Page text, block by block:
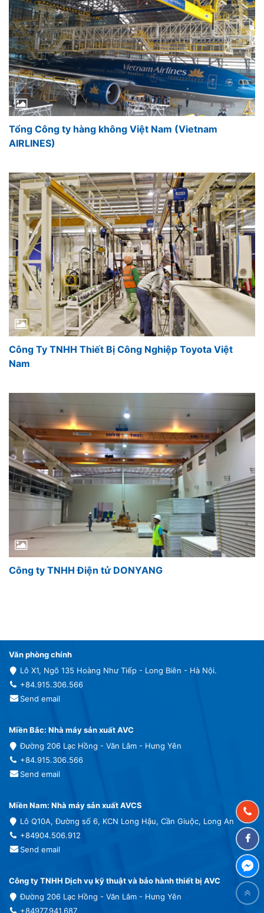
Tổng Công ty hàng không Việt Nam (Vietnam
AIRLINES)
Công Ty TNHH Thiết Bị Công Nghiệp Toyota Việt
Nam
Công ty TNHH Điện tử DONYANG
Văn phòng chính
Lô X1, Ngõ 135 Hoàng Như Tiếp - Long Biên - Hà Nội.
+84.915.306.566
Send email
Miền Bắc: Nhà máy sản xuất AVC
Đường 206 Lạc Hồng - Văn Lâm - Hưng Yên
+84.915.306.566
Send email
Miền Nam: Nhà máy sản xuất AVCS
Lô Q10A, Đường số 6, KCN Long Hậu, Cần Giuộc, Long An
+84904.506.912
Send email
Công ty TNHH Dịch vụ kỹ thuật và bảo hành thiết bị AVC
Đường 206 Lạc Hồng - Văn Lâm - Hưng Yên
+84977.941.687